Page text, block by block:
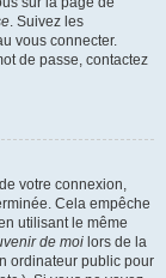
. Suivez les
vous connecter.
de passe, contactez
votre connexion,
Cela empêche
utilisant le même
de moi lors de la
ordinateur public pour